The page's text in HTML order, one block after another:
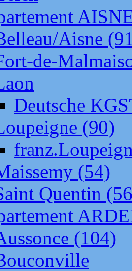
Aisne
de-
Deutsche
(90)
(54)
Quentin
(104)